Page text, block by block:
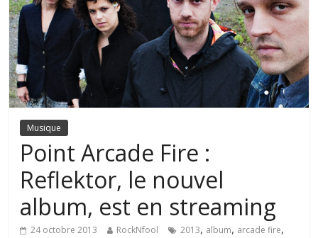
Musique
Point Arcade Fire :
Reflektor, le nouvel
album, est en streaming
24 octobre 2013 RockNfool 2013, album, arcade fire,